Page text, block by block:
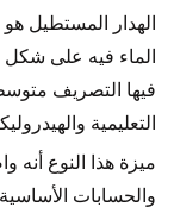
الهدار المستطيل
الماء فيه على
فيها التصريف
التعليمية
ميزة هذا النوع
والحسابات